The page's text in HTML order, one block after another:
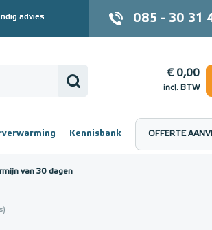
advies 085 - 30 31
€ 0,00
incl. BTW
Kennisbank OFFERTE
van 30 dagen